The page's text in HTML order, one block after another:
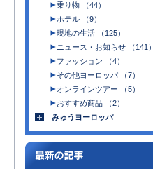
乗り物 （44）
ホテル （9）
現地の生活 （125）
ニュース・お知らせ （141）
ファッション （4）
その他ヨーロッパ （7）
オンラインツアー （5）
おすすめ商品 （2）
みゅうヨーロッパ